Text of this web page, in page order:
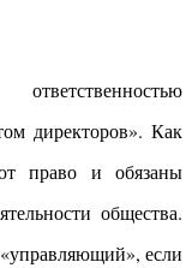
директоров». Как
право и обязаны
общества.
если